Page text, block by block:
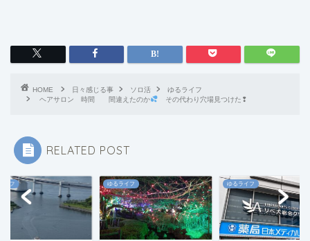
HOME 日々感じる事 ソロ活
ゆるライフ
ヘアサロン 時間 間違えたのか
その代わり穴場見つけた❢
RELATED POST
イフ ゆるライフ ゆるライフ